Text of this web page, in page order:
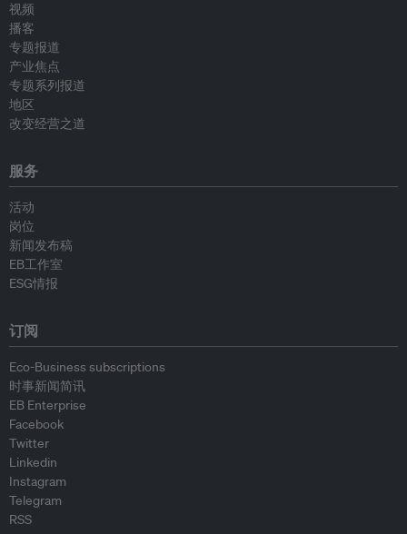
视频
播客
专题报道
产业焦点
专题系列报道
地区
改变经营之道
服务
活动
岗位
新闻发布稿
EB工作室
ESG情报
订阅
Eco-Business subscriptions
时事新闻简讯
EB Enterprise
Facebook
Twitter
Linkedin
Instagram
Telegram
RSS